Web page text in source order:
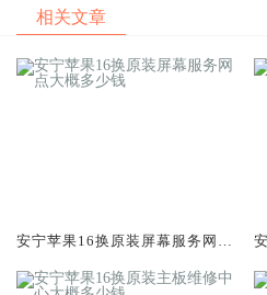
相关文章
安宁苹果16换原装屏幕服务网点